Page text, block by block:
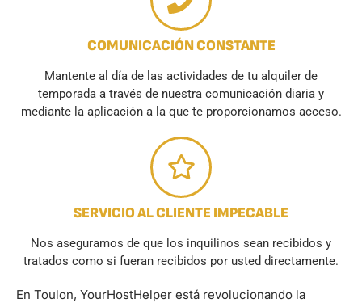
COMUNICACIÓN CONSTANTE
Mantente al día de las actividades de tu alquiler de
temporada a través de nuestra comunicación diaria y
mediante la aplicación a la que te proporcionamos acceso.
SERVICIO AL CLIENTE IMPECABLE
Nos aseguramos de que los inquilinos sean recibidos y
tratados como si fueran recibidos por usted directamente.
En Toulon, YourHostHelper está revolucionando la